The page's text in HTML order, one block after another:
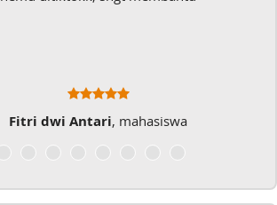
Fitri dwi Antari, mahasiswa